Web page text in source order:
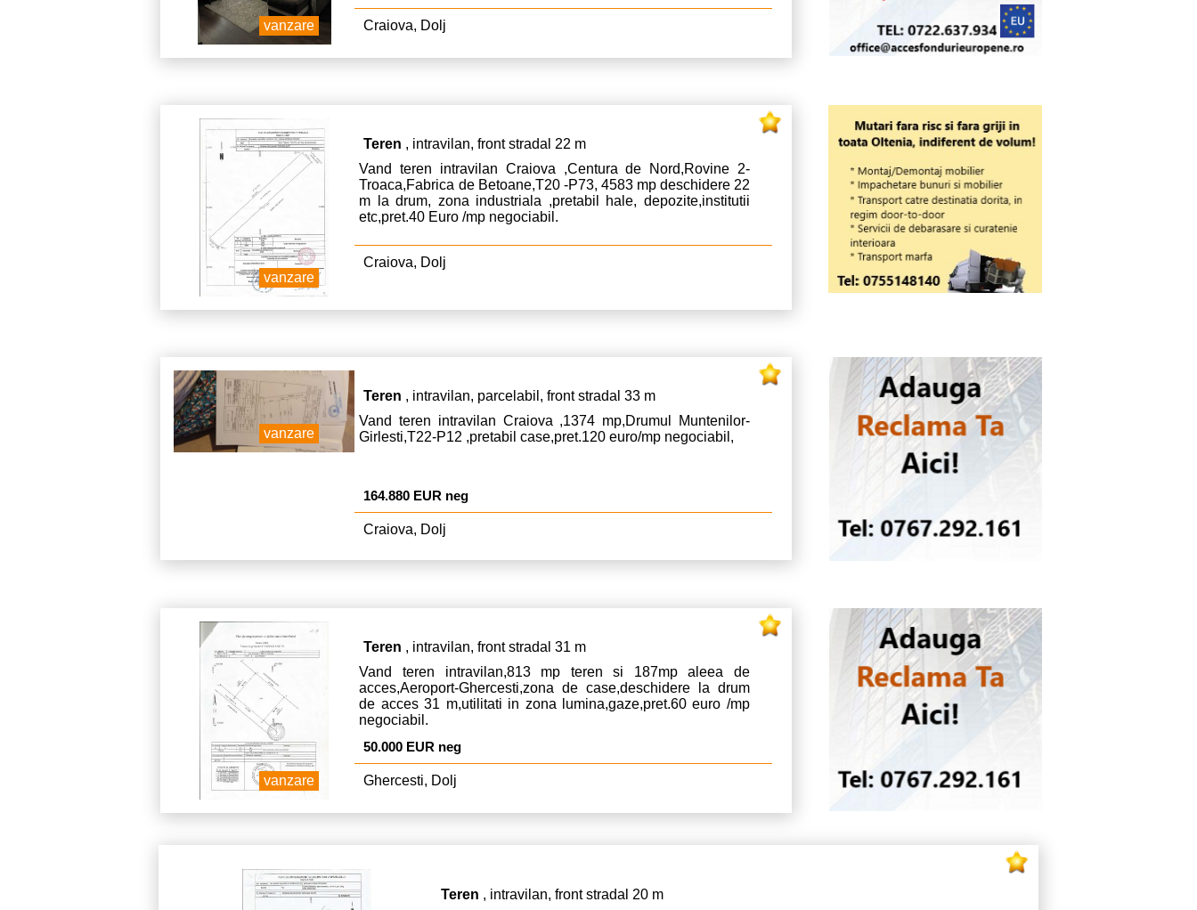
vanzare Craiova, Dolj
vanzare
Teren , intravilan, front stradal 22 m
Vand teren intravilan Craiova ,Centura de Nord,Rovine 2-
Troaca,Fabrica de Betoane,T20 -P73, 4583 mp deschidere 22
m la drum, zona industriala ,pretabil hale, depozite,institutii
etc,pret.40 Euro /mp negociabil.
Craiova, Dolj
vanzare
Teren , intravilan, parcelabil, front stradal 33 m
Vand teren intravilan Craiova ,1374 mp,Drumul Muntenilor-
Girlesti,T22-P12 ,pretabil case,pret.120 euro/mp negociabil,
164.880 EUR neg
Craiova, Dolj
vanzare
Teren , intravilan, front stradal 31 m
Vand teren intravilan,813 mp teren si 187mp aleea de
acces,Aeroport-Ghercesti,zona de case,deschidere la drum
de acces 31 m,utilitati in zona lumina,gaze,pret.60 euro /mp
negociabil.
50.000 EUR neg
Ghercesti, Dolj
Teren , intravilan, front stradal 20 m